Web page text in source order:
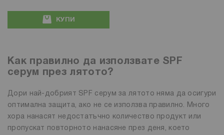
КУПИ
Как правилно да използвате SPF
серум през лятото?
Дори най-добрият SPF серум за лятото няма да осигури
оптимална защита, ако не се използва правилно. Много
хора нанасят недостатъчно количество продукт или
пропускат повторното нанасяне през деня, което